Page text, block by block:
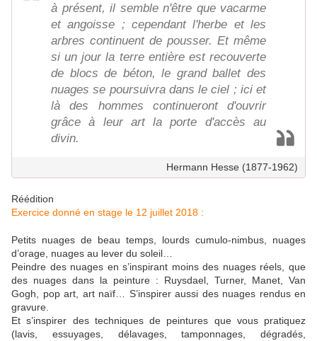
à présent, il semble n'être que vacarme
et angoisse ; cependant l'herbe et les
arbres continuent de pousser. Et même
si un jour la terre entière est recouverte
de blocs de béton, le grand ballet des
nuages se poursuivra dans le ciel ; ici et
là des hommes continueront d'ouvrir
grâce à leur art la porte d'accès au
divin.
Hermann Hesse (1877-1962)
Réédition
Exercice donné en stage le 12 juillet 2018 :
Petits nuages de beau temps, lourds cumulo-nimbus, nuages
d’orage, nuages au lever du soleil…
Peindre des nuages en s’inspirant moins des nuages réels, que
des nuages dans la peinture : Ruysdael, Turner, Manet, Van
Gogh, pop art, art naïf… S’inspirer aussi des nuages rendus en
gravure.
Et s’inspirer des techniques de peintures que vous pratiquez
(lavis, essuyages, délavages, tamponnages, dégradés,